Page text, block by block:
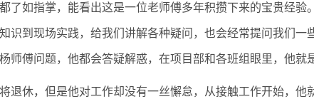
了如指掌，能看出这是一位老师傅多年积攒下来的宝贵经
识到现场实践，给我们讲解各种疑问，也会经常提问我们一
师傅问题，他都会答疑解惑，在项目部和各班组眼里，他就
退休，但是他对工作却没有一丝懈怠，从接触工作开始，